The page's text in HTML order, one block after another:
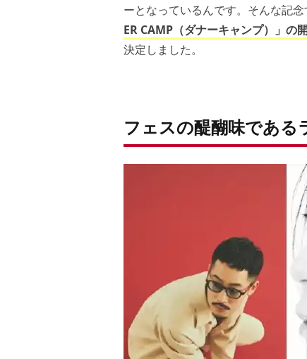
ーとなっているんです。そんな記
ER CAMP（ダナーキャンプ）」の
決定しました。
フェスの醍醐味である